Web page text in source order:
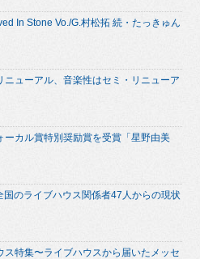
In Stone Vo./G.村松拓 続・たっきゅん
ニューアル、音楽性はセミ・リニューア
ーカル賞特別奨励賞を受賞「星野由美
国のライブハウス関係者47人からの現状
ス特集〜ライブハウスから届いたメッセ